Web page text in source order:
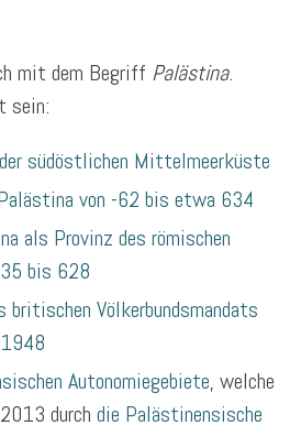
mit dem Begriff Palästina.
sein:
südöstlichen Mittelmeerküste
von -62 bis etwa 634
als Provinz des römischen
bis 628
britischen Völkerbundsmandats
Autonomiegebiete, welche
durchdie Palästinensische